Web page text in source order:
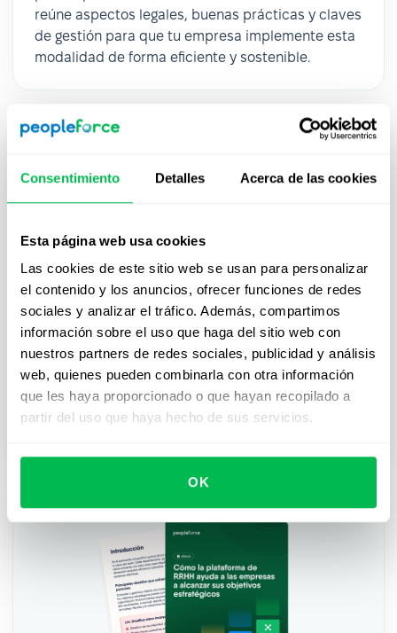
Consentimiento Detalles Acerca de las cookies
Esta página web usa cookies
Las cookies de este sitio web se usan para personalizar
el contenido y los anuncios, ofrecer funciones de redes
sociales y analizar el tráfico. Además, compartimos
información sobre el uso que haga del sitio web con
nuestros partners de redes sociales, publicidad y análisis
web, quienes pueden combinarla con otra información
que les haya proporcionado o que hayan recopilado a
partir del uso que haya hecho de sus servicios.
OK
reúne aspectos legales, buenas prácticas y claves
de gestión para que tu empresa implemente esta
modalidad de forma eficiente y sostenible.
Reclutamiento 4.0: Cómo atraer y
retener talento en la era digital
Descárgala ahora y descubre cómo PeopleForce
puede ayudarte a construir un lugar de trabajo